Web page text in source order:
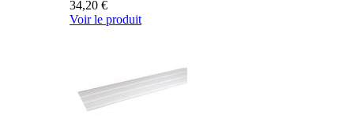
34,20 €
Voir le produit